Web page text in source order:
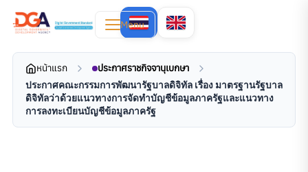
Menu
หน้าแรก ประกาศราชกิจจานุเบกษา
ประกาศคณะกรรมการพัฒนารัฐบาลดิจิทัล เรื่อง มาตรฐานรัฐบาล
ดิจิทัลว่าด้วยแนวทางการจัดทำบัญชีข้อมูลภาครัฐและแนวทาง
การลงทะเบียนบัญชีข้อมูลภาครัฐ